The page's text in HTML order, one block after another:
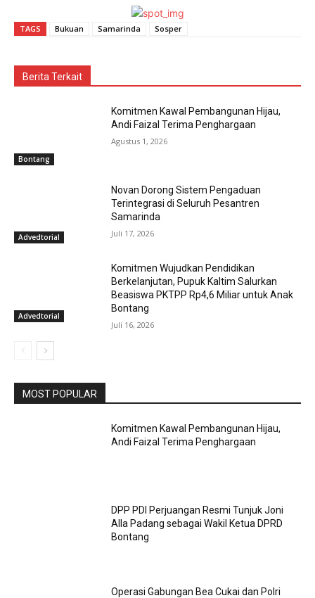
TAGS Bukuan Samarinda Sosper
Berita Terkait
Bontang
Komitmen Kawal Pembangunan Hijau,
Andi Faizal Terima Penghargaan
Agustus 1, 2026
Advedtorial
Novan Dorong Sistem Pengaduan
Terintegrasi di Seluruh Pesantren
Samarinda
Juli 17, 2026
Advedtorial
Komitmen Wujudkan Pendidikan
Berkelanjutan, Pupuk Kaltim Salurkan
Beasiswa PKTPP Rp4,6 Miliar untuk Anak
Bontang
Juli 16, 2026
MOST POPULAR
Komitmen Kawal Pembangunan Hijau,
Andi Faizal Terima Penghargaan
DPP PDI Perjuangan Resmi Tunjuk Joni
Alla Padang sebagai Wakil Ketua DPRD
Bontang
Operasi Gabungan Bea Cukai dan Polri